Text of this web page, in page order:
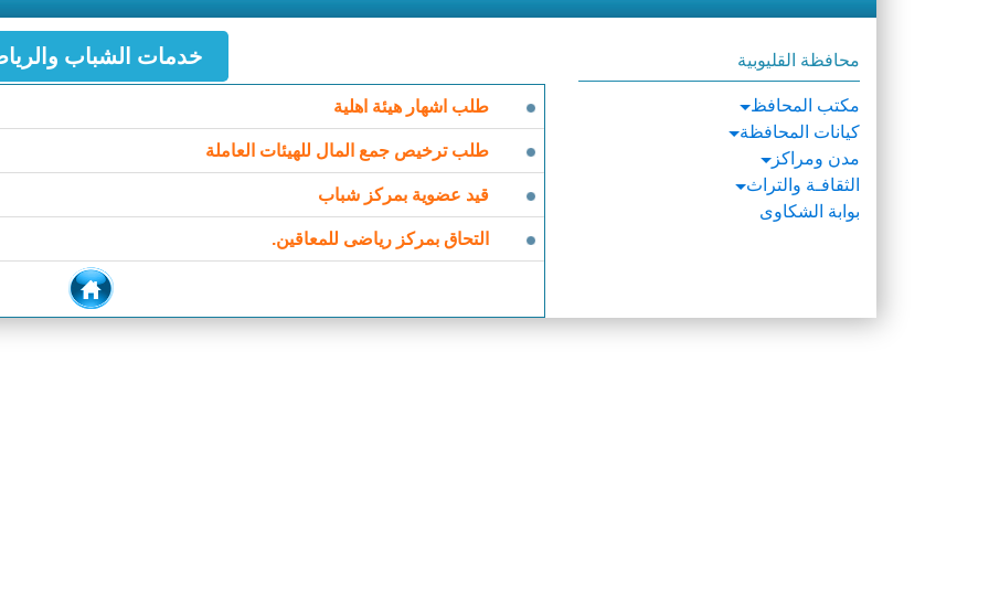
محافظة القليوبية
مكتب المحافظ
كيانات المحافظة
مدن ومراكز
الثقافـة والتراث
بوابة الشكاوى
خدمات الشباب
طلب اشهار هيئة اهلية
طلب ترخيص جمع المال للهيئات العاملة
قيد عضوية بمركز شباب
التحاق بمركز رياضى للمعاقين.